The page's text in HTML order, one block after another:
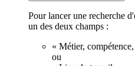
Pour lancer une recherche
un des deux champs :
« Métier,
ou